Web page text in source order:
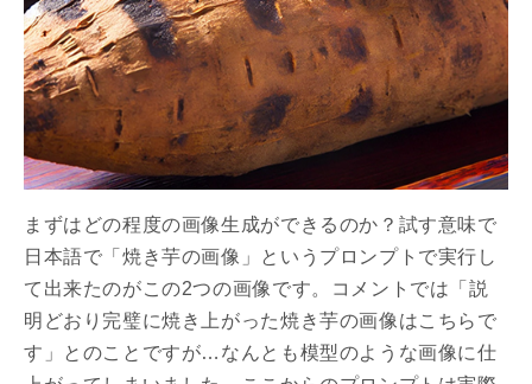
まずはどの程度の画像生成ができるのか？試す意味で
日本語で「焼き芋の画像」というプロンプトで実行し
て出来たのがこの2つの画像です。コメントでは「説
明どおり完璧に焼き上がった焼き芋の画像はこちらで
す」とのことですが…なんとも模型のような画像に仕